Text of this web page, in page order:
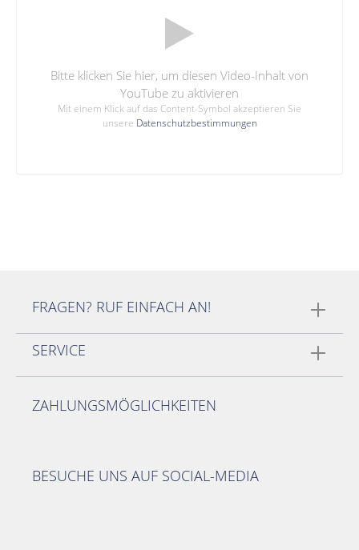
Bitte klicken Sie hier, um diesen Video-Inhalt von
YouTube zu aktivieren
Mit einem Klick auf das Content-Symbol akzeptieren Sie
unsere Datenschutzbestimmungen
FRAGEN? RUF EINFACH AN!
SERVICE
ZAHLUNGSMÖGLICHKEITEN
BESUCHE UNS AUF SOCIAL-MEDIA